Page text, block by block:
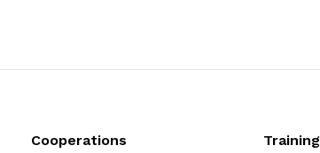
Cooperations Training